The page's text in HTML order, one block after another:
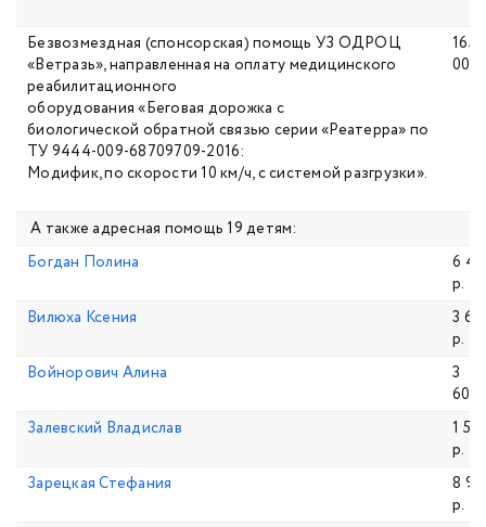
Безвозмездная (спонсорская) помощь УЗ ОДРОЦ
«Ветразь», направленная на оплату медицинского
реабилитационного
оборудования «Беговая дорожка с
биологической обратной связью серии «Реатерра» по
ТУ 9444-009-68709709-2016:
Модифик, по скорости 10 км/ч, с системой разгрузки».
165
А также адресная помощь 19 детям:
Богдан Полина
6
р.
Вилюха Ксения
3
р.
Войнорович Алина
3
Залевский Владислав
1
р.
Зарецкая Стефания
8
р.